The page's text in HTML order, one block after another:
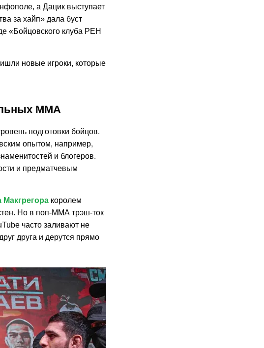
а Дацик выступает
за хайп» дала буст
«Бойцовского клуба РЕН
новые игроки, которые
ММА
подготовки бойцов.
опытом, например,
и блогеров.
и предматчевым
Макгрегора королем
Но в поп-ММА трэш-ток
часто заливают не
друга и дерутся прямо